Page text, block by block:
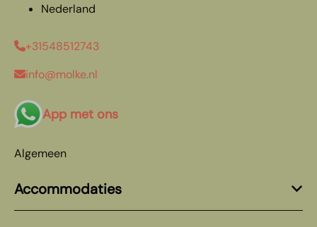
Nederland
+31548512743
info@molke.nl
App met ons
Algemeen
Accommodaties